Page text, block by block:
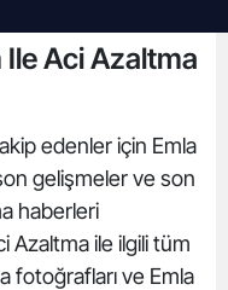
Ile Aci Azaltma
edenler için Emla
gelişmeler ve son
haberleri
Azaltma ile ilgili tüm
fotoğrafları ve Emla